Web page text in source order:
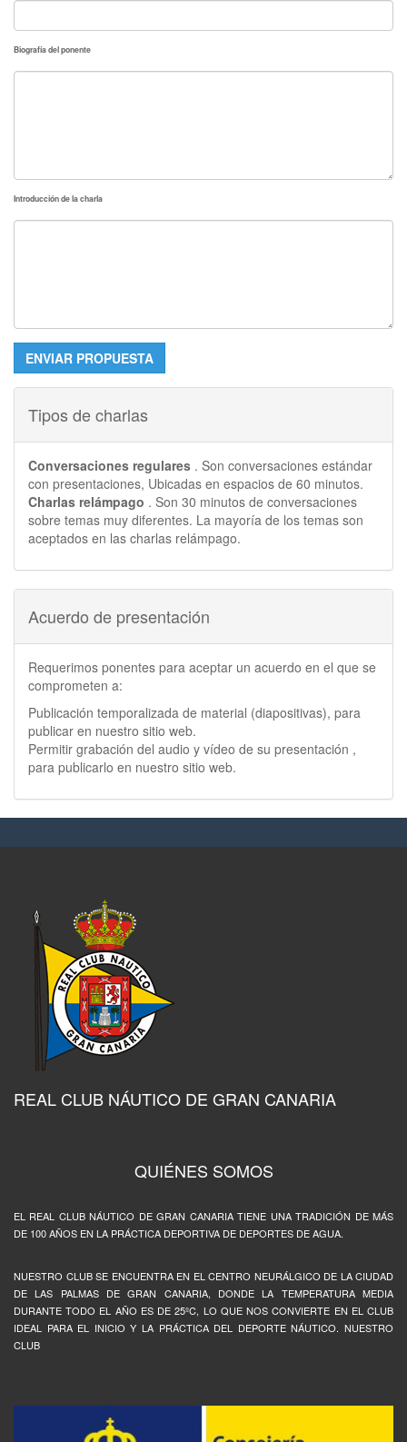
Biografía del ponente
Introducción de la charla
ENVIAR PROPUESTA
Tipos de charlas
Conversaciones regulares . Son conversaciones estándar
con presentaciones, Ubicadas en espacios de 60 minutos.
Charlas relámpago . Son 30 minutos de conversaciones
sobre temas muy diferentes. La mayoría de los temas son
aceptados en las charlas relámpago.
Acuerdo de presentación
Requerimos ponentes para aceptar un acuerdo en el que se
comprometen a:
Publicación temporalizada de material (diapositivas), para
publicar en nuestro sitio web.
Permitir grabación del audio y vídeo de su presentación ,
para publicarlo en nuestro sitio web.
REAL CLUB NÁUTICO DE GRAN CANARIA
QUIÉNES SOMOS
EL REAL CLUB NÁUTICO DE GRAN CANARIA TIENE UNA TRADICIÓN DE MÁS
DE 100 AÑOS EN LA PRÁCTICA DEPORTIVA DE DEPORTES DE AGUA.
NUESTRO CLUB SE ENCUENTRA EN EL CENTRO NEURÁLGICO DE LA CIUDAD
DE LAS PALMAS DE GRAN CANARIA, DONDE LA TEMPERATURA MEDIA
DURANTE TODO EL AÑO ES DE 25ºC, LO QUE NOS CONVIERTE EN EL CLUB
IDEAL PARA EL INICIO Y LA PRÁCTICA DEL DEPORTE NÁUTICO. NUESTRO
CLUB